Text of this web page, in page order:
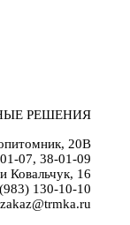
РЕШЕНИЯ
20В
07, 38-01-09
Ковальчук, 16
130-10-10
zakaz@trmka.ru